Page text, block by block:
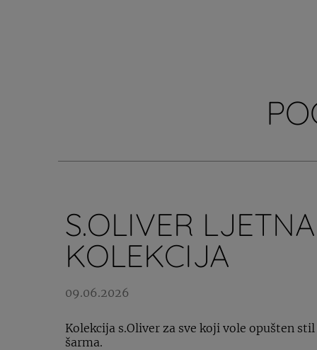
S.OLIVER LJETNA
KOLEKCIJA
09.06.2026
Kolekcija s.Oliver za sve koji vole opušten
šarma.